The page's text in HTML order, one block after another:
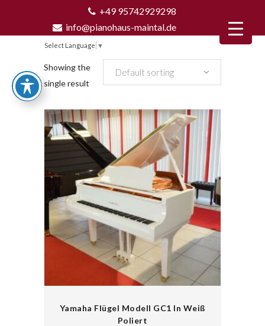
+49 95742929298
info@pianohaus-maintal.de
Select Language ▼
Showing the
single result
Default sorting
Yamaha Flügel Modell GC1 In Weiß
Poliert